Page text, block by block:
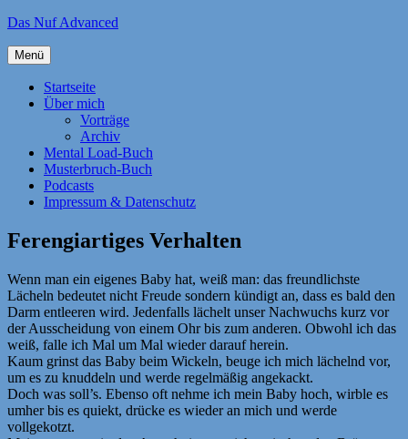
Zum
springen
Das Nuf Advanced
Menü
Startseite
Über mich
Vorträge
Archiv
Mental Load-Buch
Musterbruch-Buch
Podcasts
Impressum & Datenschutz
Ferengiartiges Verhalten
Wenn man ein eigenes Baby hat, weiß man: das freundlichste
Lächeln bedeutet nicht Freude sondern kündigt an, dass es bald den
Darm entleeren wird. Jedenfalls lächelt unser Nachwuchs kurz vor
der Ausscheidung von einem Ohr bis zum anderen. Obwohl ich das
weiß, falle ich Mal um Mal wieder darauf herein.
Kaum grinst das Baby beim Wickeln, beuge ich mich lächelnd vor,
um es zu knuddeln und werde regelmäßig angekackt.
Doch was soll’s. Ebenso oft nehme ich mein Baby hoch, wirble es
umher bis es quiekt, drücke es wieder an mich und werde
vollgekotzt.